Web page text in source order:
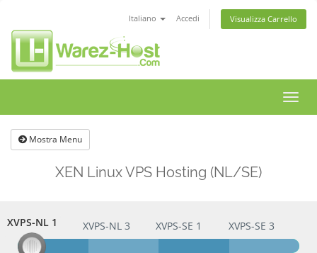
Italiano Accedi Visualizza Carrello
Attiva
Mostra Menu
XEN Linux VPS Hosting (NL/SE)
XVPS-NL 1
XVPS-NL 1 XVPS-NL 3 XVPS-SE 1 XVPS-SE 3